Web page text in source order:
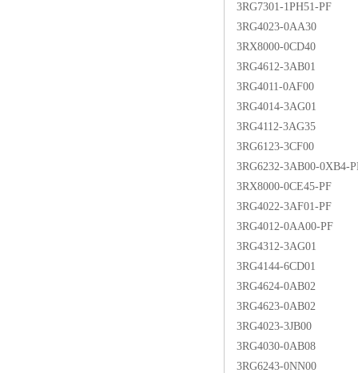
3RG7301-1PH51-PF
3RG4023-0AA30
3RX8000-0CD40
3RG4612-3AB01
3RG4011-0AF00
3RG4014-3AG01
3RG4112-3AG35
3RG6123-3CF00
3RG6232-3AB00-0XB4-
3RX8000-0CE45-PF
3RG4022-3AF01-PF
3RG4012-0AA00-PF
3RG4312-3AG01
3RG4144-6CD01
3RG4624-0AB02
3RG4623-0AB02
3RG4023-3JB00
3RG4030-0AB08
3RG6243-0NN00